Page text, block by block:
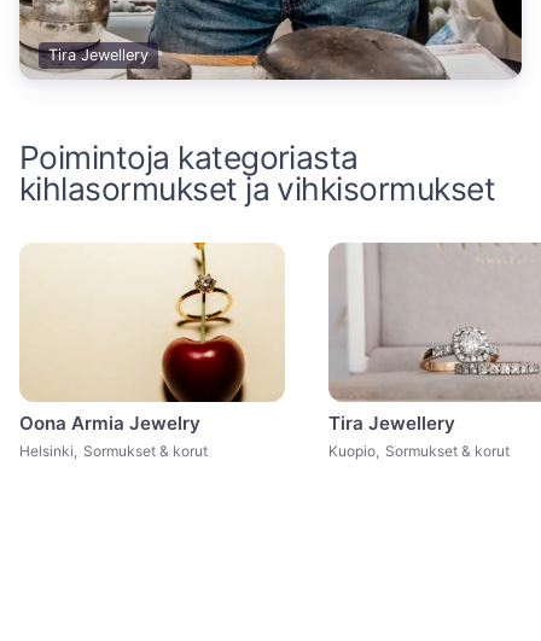
Tira Jewellery
Poimintoja kategoriasta
kihlasormukset ja vihkisormukset
Oona Armia Jewelry
Helsinki Sormukset & korut
Tira Jewellery
Kuopio Sormukset & korut